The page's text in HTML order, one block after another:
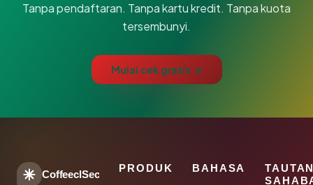
Tanpa pendaftaran. Tanpa kartu kredit. Tanpa kuota
tersembunyi.
Mulai cek gratis →
CoffeeclSec
PRODUK BAHASA